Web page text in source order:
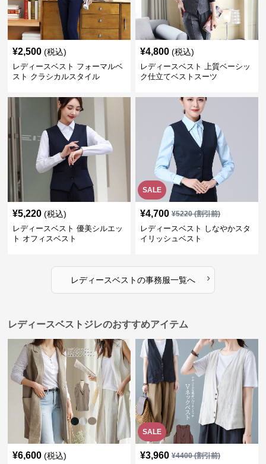
¥2,500 (税込)
レディースベスト フォーマルベ
スト クラシカルスタイル
¥4,800 (税込)
レディースベスト 上質ベーシッ
ク仕立てベストスーツ
¥5,220 (税込)
レディースベスト 優美シルエッ
ト オフィスベスト
SALE
¥4,700 ¥5220(割引前)
レディースベスト しなやかスタ
イリッシュベスト
レディースベストの事務服一覧へ ›
レディースベストジレのおすすめアイテム
¥6,600 (税込)
SALE
¥3,960 ¥4400(割引前)